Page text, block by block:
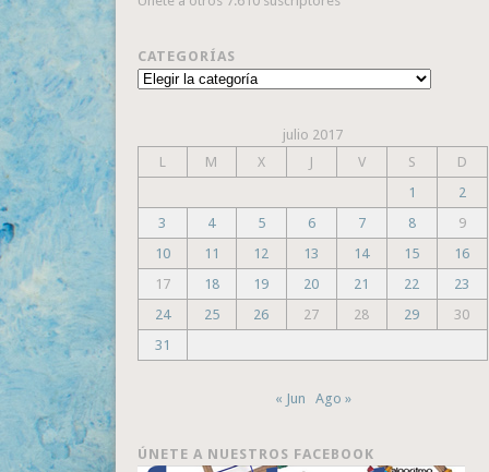
CATEGORÍAS
Categorías
julio 2017
L
M X J V S
D
1
2
3
4 5 6 7 8
9
10
11 12 13 14 15
16
17
18 19 20 21 22
23
24
25 26 27 28 29
30
31
« Jun Ago »
ÚNETE A NUESTROS FACEBOOK